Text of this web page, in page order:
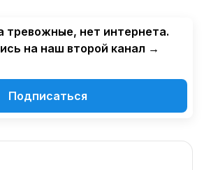
тревожные, нет интернета.
на наш второй канал →
Подписаться